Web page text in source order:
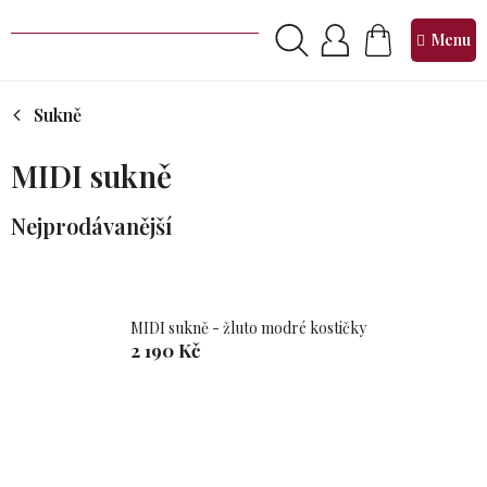
na
NÁKUPNÍ
KOŠÍK
Sukně
MIDI sukně
Nejprodávanější
MIDI sukně - žluto modré kostičky
2 190 Kč